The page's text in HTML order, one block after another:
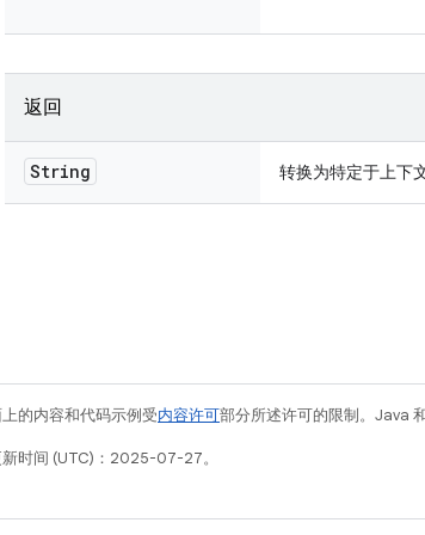
返回
String 转换为特定于上下
的内容和代码示例受内容许可部分所述许可的限制。Java
时间 (UTC)：2025-07-27。